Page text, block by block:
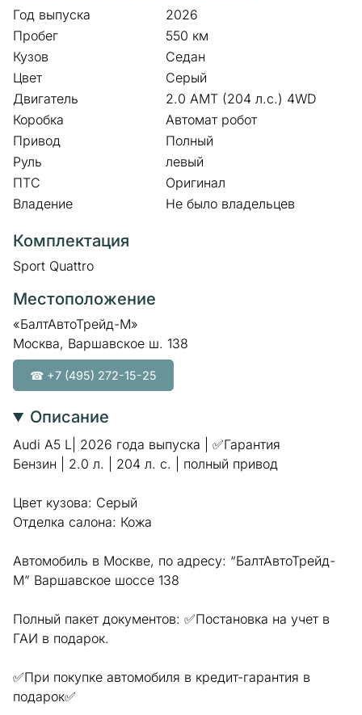
Год выпуска
2026
Пробег
550 км
Кузов
Седан
Цвет
Серый
Двигатель
2.0 AMT (204 л.с.) 4WD
Коробка
Автомат робот
Привод
Полный
Руль
левый
ПТС
Оригинал
Владение
Не было владельцев
Комплектация
Sport Quattro
Местоположение
«БалтАвтоТрейд-М»
Москва, Варшавское ш. 138
☎ +7 (495) 272-15-25
Описание
Audi A5 L| 2026 года выпуска | ✅Гарантия
Бензин | 2.0 л. | 204 л. с. | полный привод
Цвет кузова: Серый
Отделка салона: Кожа
Автомобиль в Москве, по адресу: “БалтАвтоТрейд-
М” Варшавское шоссе 138
Полный пакет документов: ✅Постановка на учет в
ГАИ в подарок.
✅При покупке автомобиля в кредит-гарантия в
подарок✅